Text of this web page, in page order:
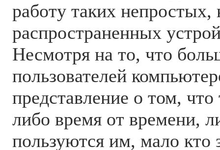
работу таких
распространенных
Несмотря на то, что
пользователей
представление о том,
либо время от времени,
пользуются им, мало кто